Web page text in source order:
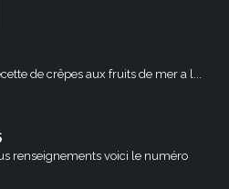
de crêpes aux fruits de mer a l...
renseignements voici le numéro